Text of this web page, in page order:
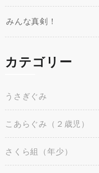
みんな真剣！
カテゴリー
うさぎぐみ
こあらぐみ（２歳児）
さくら組（年少）